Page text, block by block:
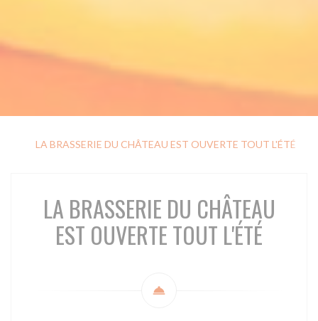
LA BRASSERIE DU CHÂTEAU EST OUVERTE TOUT L'ÉTÉ
LA BRASSERIE DU CHÂTEAU
EST OUVERTE TOUT L'ÉTÉ